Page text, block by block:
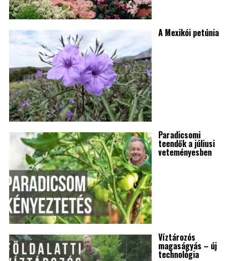
A Mexikói petúnia
Paradicsomi
teendők a júliusi
veteményesben
Víztározós
magaságyás – új
technológia